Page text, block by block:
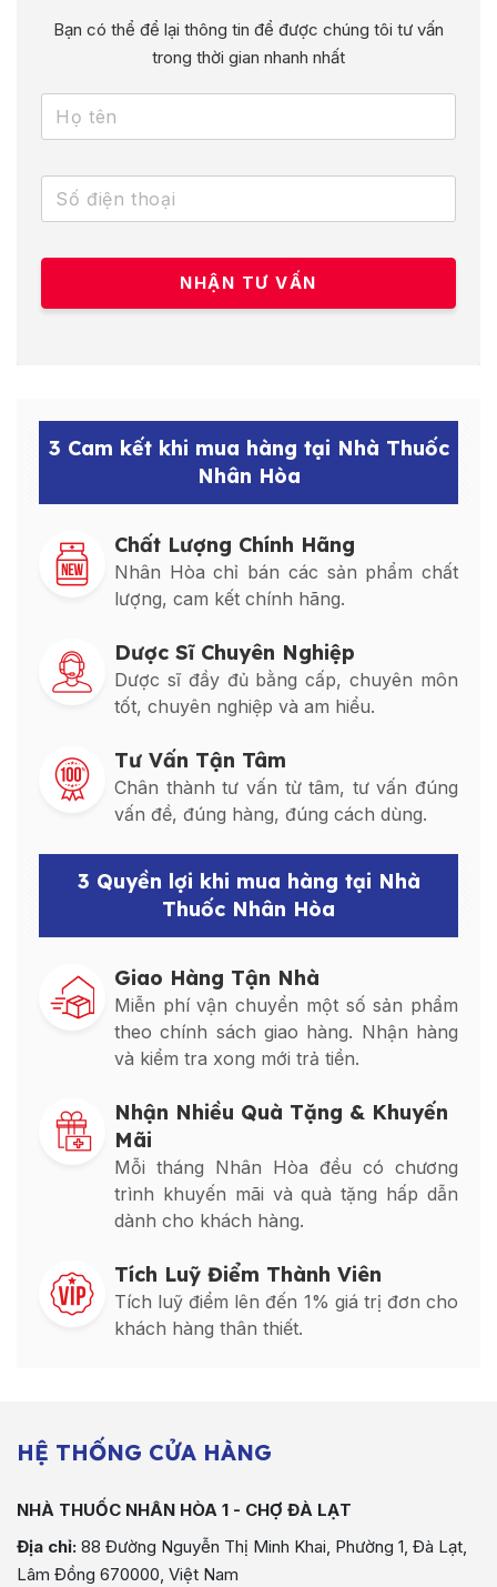
Bạn có thể để lại thông tin để được chúng tôi tư vấn
trong thời gian nhanh nhất
3 Cam kết khi mua hàng tại Nhà Thuốc
Nhân Hòa
Chất Lượng Chính Hãng
Nhân Hòa chỉ bán các sản phẩm chất
lượng, cam kết chính hãng.
Dược Sĩ Chuyên Nghiệp
Dược sĩ đầy đủ bằng cấp, chuyên môn
tốt, chuyên nghiệp và am hiểu.
Tư Vấn Tận Tâm
Chân thành tư vấn từ tâm, tư vấn đúng
vấn đề, đúng hàng, đúng cách dùng.
3 Quyền lợi khi mua hàng tại Nhà
Thuốc Nhân Hòa
Giao Hàng Tận Nhà
Miễn phí vận chuyển một số sản phẩm
theo chính sách giao hàng. Nhận hàng
và kiểm tra xong mới trả tiền.
Nhận Nhiều Quà Tặng & Khuyến
Mãi
Mỗi tháng Nhân Hòa đều có chương
trình khuyến mãi và quà tặng hấp dẫn
dành cho khách hàng.
Tích Luỹ Điểm Thành Viên
Tích luỹ điểm lên đến 1% giá trị đơn cho
khách hàng thân thiết.
HỆ THỐNG CỬA HÀNG
NHÀ THUỐC NHÂN HÒA 1 - CHỢ ĐÀ LẠT
Địa chỉ: 88 Đường Nguyễn Thị Minh Khai, Phường 1, Đà Lạt,
Lâm Đồng 670000, Việt Nam